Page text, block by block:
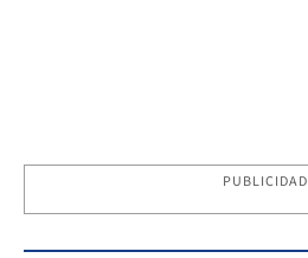
PUBLICIDAD